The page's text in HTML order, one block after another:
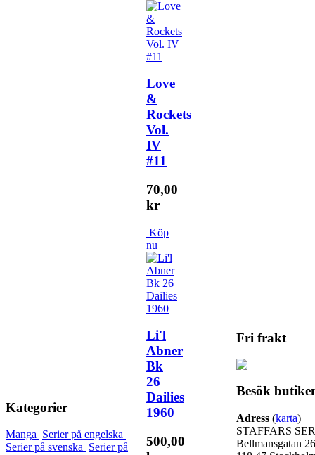
Kategorier
Manga Serier på engelska
Serier på svenska Serier på
Love
&
Rockets
Vol.
IV
#11
70,00
kr
Köp
nu
Li'l
Abner
Bk
26
Dailies
1960
500,00
Fri frakt
Besök
Adress (karta)
STAFFARS
Bellmansgatan